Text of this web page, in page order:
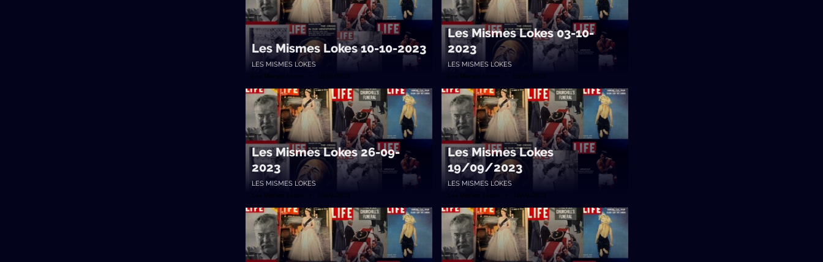
Les Mismes Lokes 10-10-2023
LES MISMES LOKES
Los Mismos Locos • 10/10/2023
Les Mismes Lokes 03-10-
2023
LES MISMES LOKES
Los Mismos Locos • 03/10/2023
Les Mismes Lokes 26-09-
2023
LES MISMES LOKES
Los Mismos Locos • 26/09/2023
Les Mismes Lokes
19/09/2023
LES MISMES LOKES
Los Mismos Locos • 19/09/2023